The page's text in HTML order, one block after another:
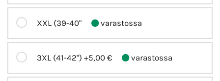
XXL (39-40" varastossa
3XL (41-42") +5,00 € varastossa